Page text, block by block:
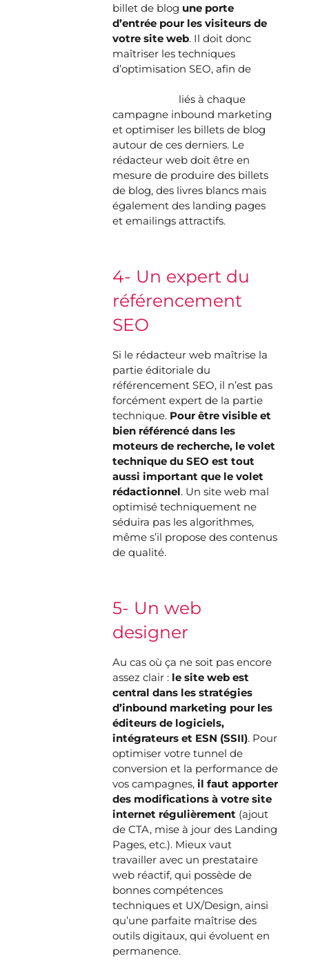
billet de blog une porte
d’entrée pour les visiteurs de
votre site web. Il doit donc
maîtriser les techniques
d’optimisation SEO, afin de
liés à chaque
campagne inbound marketing
et optimiser les billets de blog
autour de ces derniers. Le
rédacteur web doit être en
mesure de produire des billets
de blog, des livres blancs mais
également des landing pages
et emailings attractifs.
4- Un expert du
référencement
SEO
Si le rédacteur web maîtrise la
partie éditoriale du
référencement SEO, il n’est pas
forcément expert de la partie
technique. Pour être visible et
bien référencé dans les
moteurs de recherche, le volet
technique du SEO est tout
aussi important que le volet
rédactionnel. Un site web mal
optimisé techniquement ne
séduira pas les algorithmes,
même s’il propose des contenus
de qualité.
5- Un web
designer
Au cas où ça ne soit pas encore
assez clair : le site web est
central dans les stratégies
d’inbound marketing pour les
éditeurs de logiciels,
intégrateurs et ESN (SSII). Pour
optimiser votre tunnel de
conversion et la performance de
vos campagnes, il faut apporter
des modifications à votre site
internet régulièrement (ajout
de CTA, mise à jour des Landing
Pages, etc.). Mieux vaut
travailler avec un prestataire
web réactif, qui possède de
bonnes compétences
techniques et UX/Design, ainsi
qu’une parfaite maîtrise des
outils digitaux, qui évoluent en
permanence.